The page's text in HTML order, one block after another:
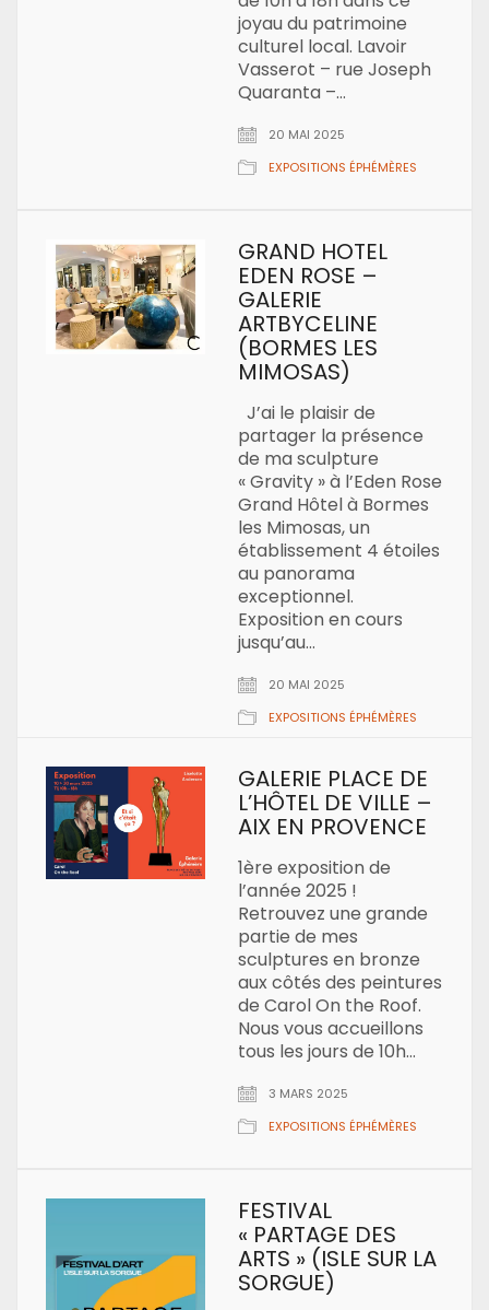
joyau du patrimoine
culturel local. Lavoir
Vasserot – rue Joseph
Quaranta –…
20 MAI 2025
EXPOSITIONS ÉPHÉMÈRES
GRAND HOTEL
EDEN ROSE –
GALERIE
ARTBYCELINE
(BORMES LES
MIMOSAS)
J’ai le plaisir de
partager la présence
de ma sculpture
« Gravity » à l’Eden Rose
Grand Hôtel à Bormes
les Mimosas, un
établissement 4 étoiles
au panorama
exceptionnel.
Exposition en cours
jusqu’au…
20 MAI 2025
EXPOSITIONS ÉPHÉMÈRES
GALERIE PLACE DE
L’HÔTEL DE VILLE –
AIX EN PROVENCE
1ère exposition de
l’année 2025 !
Retrouvez une grande
partie de mes
sculptures en bronze
aux côtés des peintures
de Carol On the Roof.
Nous vous accueillons
tous les jours de 10h…
3 MARS 2025
EXPOSITIONS ÉPHÉMÈRES
FESTIVAL
« PARTAGE DES
ARTS » (ISLE SUR LA
SORGUE)